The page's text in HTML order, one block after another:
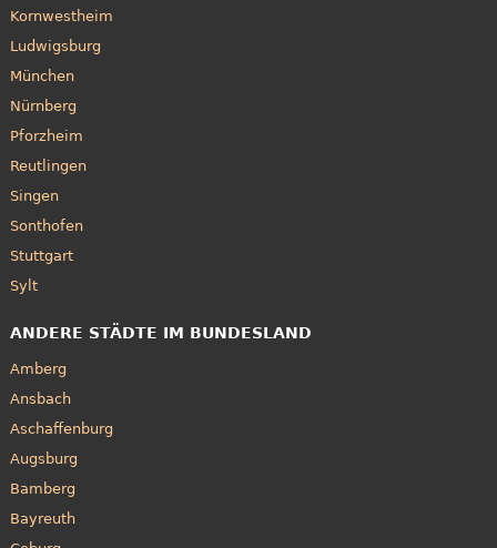
Kornwestheim
Ludwigsburg
München
Nürnberg
Pforzheim
Reutlingen
Singen
Sonthofen
Stuttgart
Sylt
ANDERE STÄDTE IM BUNDESLAND
Amberg
Ansbach
Aschaffenburg
Augsburg
Bamberg
Bayreuth